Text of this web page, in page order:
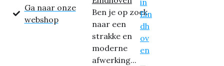
Ga naar onze
webshop
Ben je op zoek
naar een
strakke en
moderne
afwerking...